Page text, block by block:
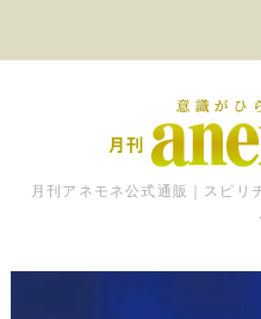
月刊アネモネ公式通販｜スピリ